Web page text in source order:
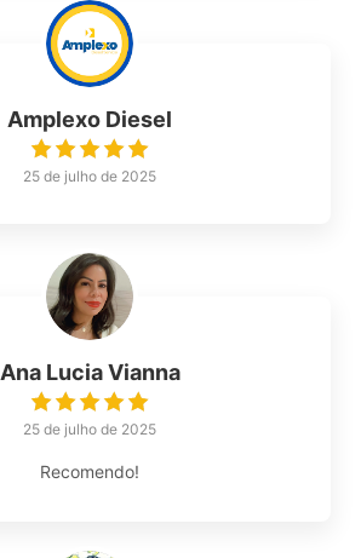
Amplexo Diesel
25 de julho de 2025
Ana Lucia Vianna
25 de julho de 2025
Recomendo!